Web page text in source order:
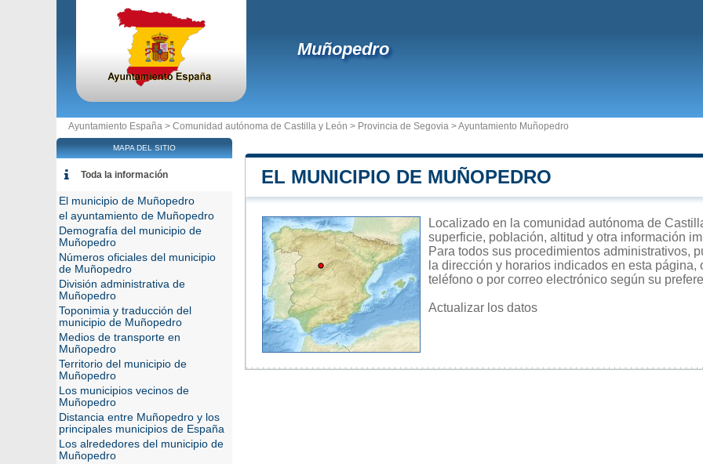
Muñopedro
Ayuntamiento España > Comunidad autónoma de Castilla y León > Provincia de Segovia >Ayuntamiento Muñopedro
EL MUNICIPIO DE MUÑOPEDRO
Localizado en la comunidad autónoma de
superficie, población, altitud y otra información
Para todos sus procedimientos administrativos,
la dirección y horarios indicados en esta
teléfono o por correo electrónico según su
Actualizar los datos
MAPA DEL SITIO
Toda la información
El municipio de Muñopedro
el ayuntamiento de Muñopedro
Demografía del municipio de
Muñopedro
Números oficiales del municipio
de Muñopedro
División administrativa de
Muñopedro
Toponimia y traducción del
municipio de Muñopedro
Medios de transporte en
Muñopedro
Territorio del municipio de
Muñopedro
Los municipios vecinos de
Muñopedro
Distancia entre Muñopedro y los
principales municipios de España
Los alrededores del municipio de
Muñopedro